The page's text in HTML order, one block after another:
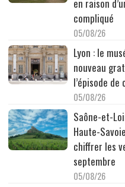
en raison
compliqué
05/08/26
Lyon : le
nouveau
l’épisode de
05/08/26
Saône-et-
Haute-
chiffrer les
septembre
05/08/26